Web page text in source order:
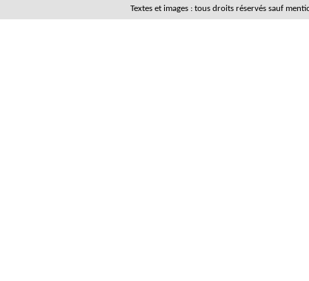
Textes et images : tous droits réservés sauf